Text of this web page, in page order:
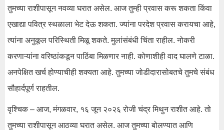
तुमच्या राशीपासून नवव्या घरात असेल. आज तुम्ही प्रवास करू शकता किंवा
एखाद्या पवित्र स्थळाला भेट देऊ शकता. ज्यांना परदेश प्रवास करायचा आहे,
त्यांना अनुकूल परिस्थिती मिळू शकते. मुलांसंबंधी चिंता राहील. नोकरी
करणाऱ्यांना वरिष्ठांकडून पाठिंबा मिळणार नाही. कोणाशीही वाद घालणे टाळा.
अनपेक्षित खर्च होण्याचीही शक्यता आहे. तुमच्या जोडीदारासोबतचे तुमचे संबंध
सौहार्दपूर्ण राहतील.
वृश्चिक – आज, मंगळवार, १६ जून २०२६ रोजी चंद्र मिथुन राशीत आहे. तो
तुमच्या राशीपासून आठव्या घरात असेल. आज तुमच्या बोलण्यात आणि